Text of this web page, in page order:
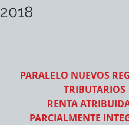
2018
PARALELO NUEVOS
TRIBUTARIOS
RENTA
PARCIALMENTE